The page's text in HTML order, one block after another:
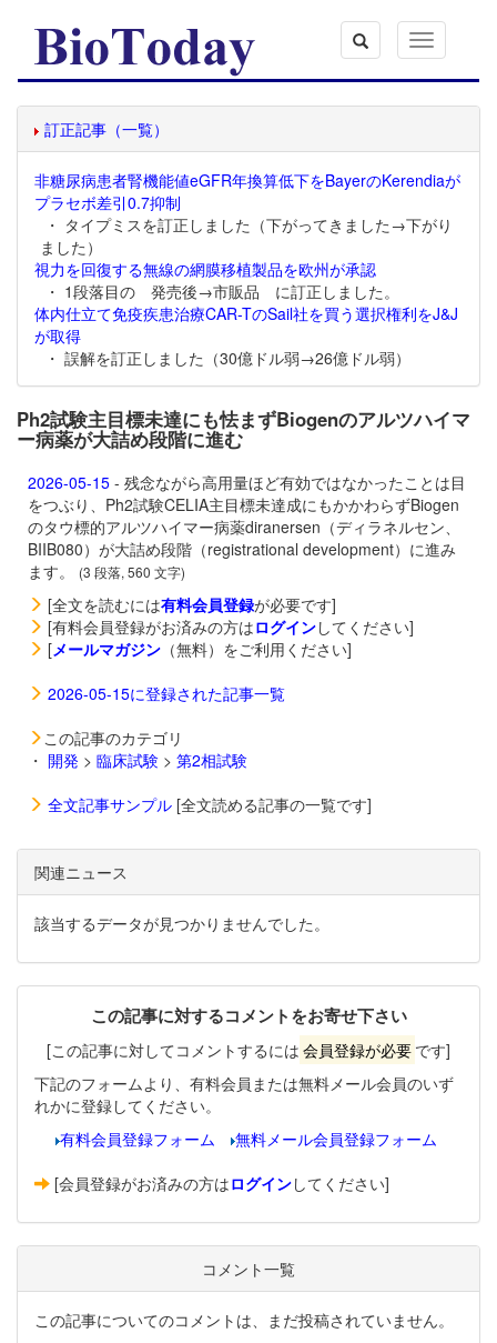
Toggle
navigation
訂正記事（一覧）
非糖尿病患者腎機能値eGFR年換算低下をBayerのKerendiaが
プラセボ差引0.7抑制
・ タイプミスを訂正しました（下がってきました→下がり
ました）
視力を回復する無線の網膜移植製品を欧州が承認
・ 1段落目の 発売後→市販品 に訂正しました。
体内仕立て免疫疾患治療CAR-TのSail社を買う選択権利をJ&J
が取得
・ 誤解を訂正しました（30億ドル弱→26億ドル弱）
Ph2試験主目標未達にも怯まずBiogenのアルツハイマ
ー病薬が大詰め段階に進む
2026-05-15 - 残念ながら高用量ほど有効ではなかったことは目
をつぶり、Ph2試験CELIA主目標未達成にもかかわらずBiogen
のタウ標的アルツハイマー病薬diranersen（ディラネルセン、
BIIB080）が大詰め段階（registrational development）に進み
ます。
(3 段落, 560 文字)
[全文を読むには有料会員登録が必要です]
[有料会員登録がお済みの方はログインしてください]
[メールマガジン （無料）をご利用ください]
2026-05-15に登録された記事一覧
この記事のカテゴリ
・ 開発 > 臨床試験 > 第2相試験
全文記事サンプル [全文読める記事の一覧です]
関連ニュース
該当するデータが見つかりませんでした。
この記事に対するコメントをお寄せ下さい
[この記事に対してコメントするには 会員登録が必要 です]
下記のフォームより、有料会員または無料メール会員のいず
れかに登録してください。
有料会員登録フォーム
無料メール会員登録フォーム
[会員登録がお済みの方はログインしてください]
コメント一覧
この記事についてのコメントは、まだ投稿されていません。